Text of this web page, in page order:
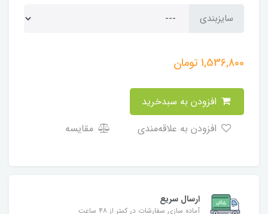
سایزبندی
1,536,800تومان
مقایسه
ارسال سریع
آماده سازی سفارشات در کمتر از ۴۸ ساعت